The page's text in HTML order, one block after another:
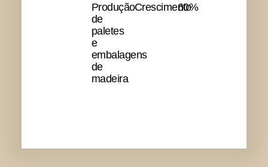
Produção
de
paletes
e
embalagens
de
madeira
Crescimento
60%